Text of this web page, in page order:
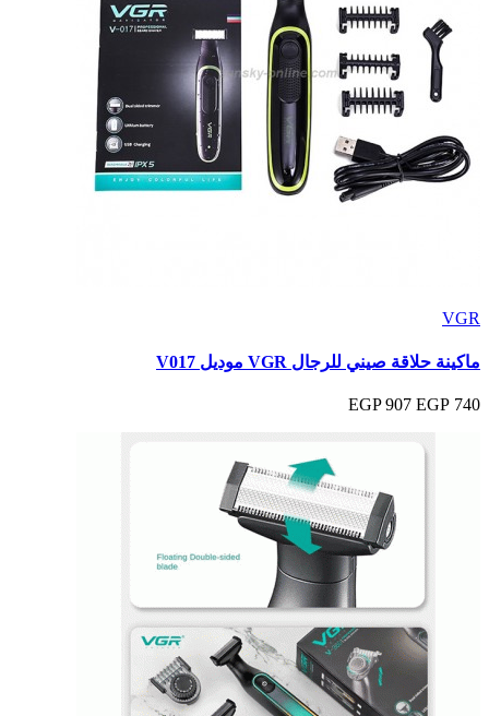
VGR
ماكينة حلاقة صيني للرجال VGR موديل V017
740 EGP
907 EGP